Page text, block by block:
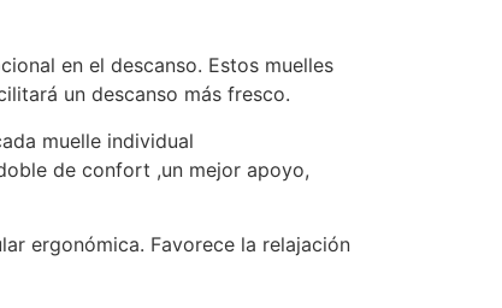
en el descanso. Estos muelles
un descanso más fresco.
muelle individual
de confort ,un mejor apoyo,
ergonómica. Favorece la relajación